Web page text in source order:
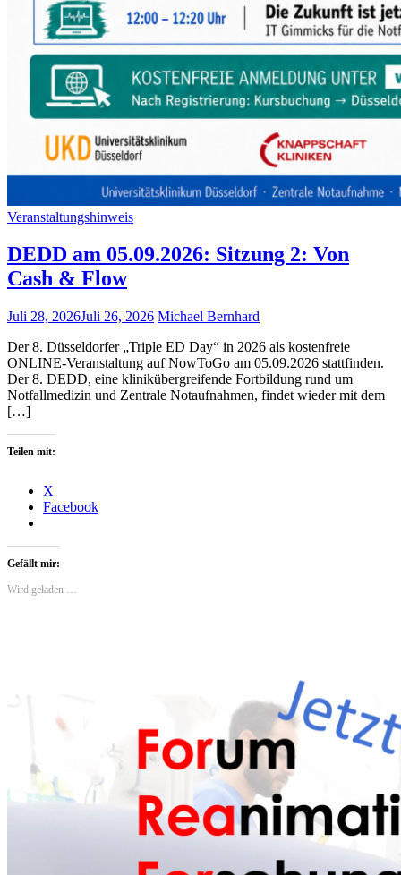
Veranstaltungshinweis
DEDD am 05.09.2026: Sitzung 2: Von
Cash & Flow
Juli 28, 2026Juli 26, 2026 Michael Bernhard
Der 8. Düsseldorfer „Triple ED Day“ in 2026 als kostenfreie
ONLINE-Veranstaltung auf NowToGo am 05.09.2026 stattfinden.
Der 8. DEDD, eine klinikübergreifende Fortbildung rund um
Notfallmedizin und Zentrale Notaufnahmen, findet wieder mit dem
[…]
Teilen mit:
X
Facebook
Gefällt mir:
Wird geladen …